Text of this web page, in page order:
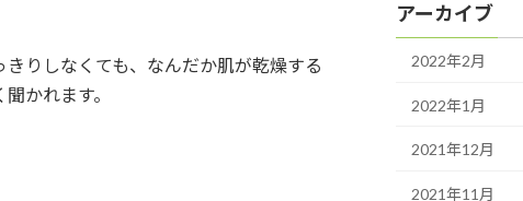
りしなくても、なんだか肌が乾燥する
かれます。
アーカイブ
2022年2月
2022年1月
2021年12月
2021年11月